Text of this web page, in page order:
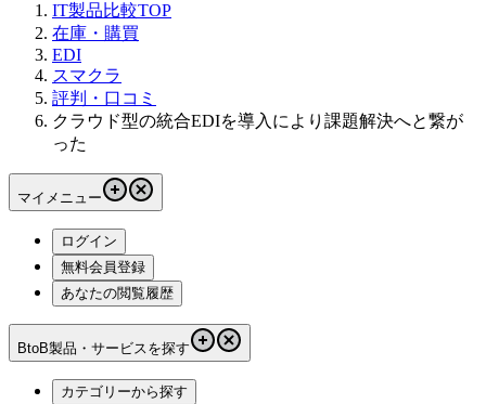
IT製品比較TOP
在庫・購買
EDI
スマクラ
評判・口コミ
クラウド型の統合EDIを導入により課題解決へと繋が
った
マイメニュー
ログイン
無料会員登録
あなたの閲覧履歴
BtoB製品・サービスを探す
カテゴリーから探す